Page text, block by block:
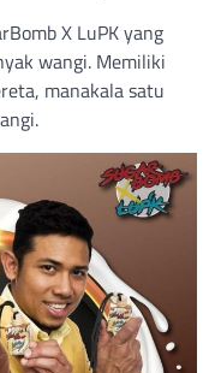
X LuPK yang
wangi. Memiliki
manakala satu